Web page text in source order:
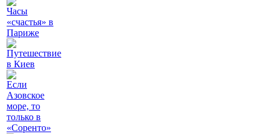
Часы
«счастья» в
Париже
Путешествие
в Киев
Если
Азовское
море, то
только в
«Соренто»